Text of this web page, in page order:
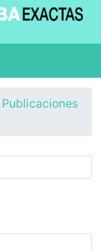
Publicaciones